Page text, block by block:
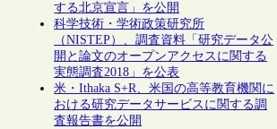
する北京宣言」を公開
科学技術・学術政策研究所
（NISTEP）、調査資料「研究データ公
開と論文のオープンアクセスに関する
実態調査2018」を公表
米・Ithaka S+R、米国の高等教育機関に
おける研究データサービスに関する調
査報告書を公開